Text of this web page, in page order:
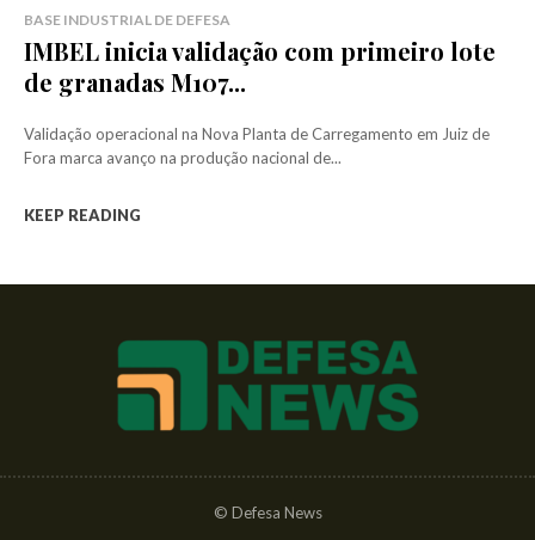
BASE INDUSTRIAL DE DEFESA
IMBEL inicia validação com primeiro lote
de granadas M107...
Validação operacional na Nova Planta de Carregamento em Juiz de
Fora marca avanço na produção nacional de...
KEEP READING
© Defesa News